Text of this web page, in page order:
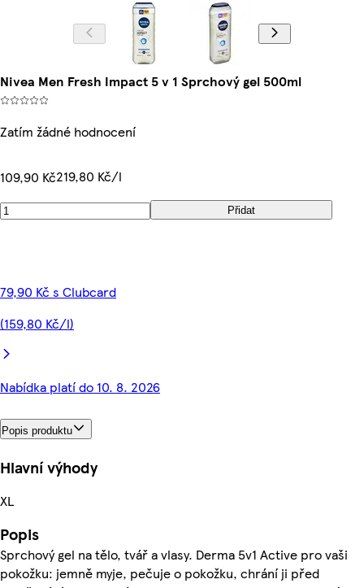
Nivea Men Fresh Impact 5 v 1 Sprchový gel 500ml
Zatím žádné hodnocení
109,90 Kč219,80 Kč/l
Přidat
79,90 Kč s Clubcard
(159,80 Kč/l)
Nabídka platí do 10. 8. 2026
Popis produktu
Hlavní výhody
XL
Popis
Sprchový gel na tělo, tvář a vlasy. Derma 5v1 Active pro vaši
pokožku: jemně myje, pečuje o pokožku, chrání ji před